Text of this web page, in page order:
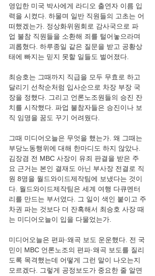
영입한 미국 박사에게 라디오 출연자 이름 입
력을 시켰다. 하물며 일반 직원들의 고초는 어
떠했겠는가. 정상화위원회로 감사국으로 파
업 불참 직원들을 소환해 죄를 털어놓으라며
괴롭혔다. 하루종일 같은 질문을 받고 공황상
태에 빠지는 믿지 못할 일들도 벌어졌다.
최승호는 그때까지 직급을 모두 무효로 하고
달리기 선착순처럼 입사순으로 차장 부장 국
장을 정했다. 그리고 언론노조원들의 승진 잔
치를 시작했다. 파업 불참자들은 승진이나 보
직 임명을 꿈도 꾸기 어려웠다.
그때 미디어오늘은 무엇을 했는가. 왜 그때는
부당노동행위에 대해 한마디도 하지 않았나.
김장겸 전 MBC 사장이 유죄 판결을 받은 주
요 근거는 본인 결재도 아닌 부사장 전결로 직
원 8명을 월드와이드제작팀에 보냈다는 것이
다. 월드와이드제작팀은 세계 여행 다큐멘터
리를 만드는 부서였다. 그 일이 색인 붙이고 주
차권 파는 것보다 더 잔혹해서 최승호 사장 때
는 미디어오늘이 입을 다물었는가.
미디어오늘은 편파·왜곡 보도 운운했다. 전 국
민이 MBC 언론노조의 편파·왜곡 보도를 질리
도록 목격했는데 어떻게 그런 말이 나오는지
모르겠다. 그렇게 공정보도가 중요한 줄 알면